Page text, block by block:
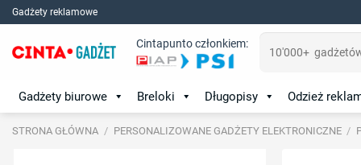
Skip
to
content
Gadżety reklamowe
Cintapunto członkiem:
Gadżety biurowe Breloki Długopisy Odzież
STRONA GŁÓWNA / PERSONALIZOWANE GADŻETY ELEKTRONICZNE /